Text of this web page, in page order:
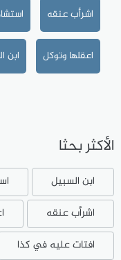
اشرأب عنقه
اعقلها وتوكل ابن
الأكثر بحثا
ابن السبيل
اشرأب عنقه
افتات عليه في كذا